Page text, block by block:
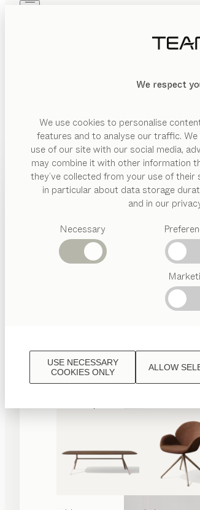
We respect
We use cookies to personalise
features and to analyse our traffic.
use of our site with our social media,
may combine it with other information
they’ve collected from your use of
in particular about data storage
and in our
Necessary
USE NECESSARY
COOKIES ONLY
ALLOW
Tables
Cuisines
Rayonnages
Lits
de
luxe
TEAM
7
PRODUITS
QUI SOMMES-NOUS
REVENDEUR